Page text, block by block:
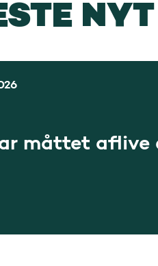
NYT
måttet aflive